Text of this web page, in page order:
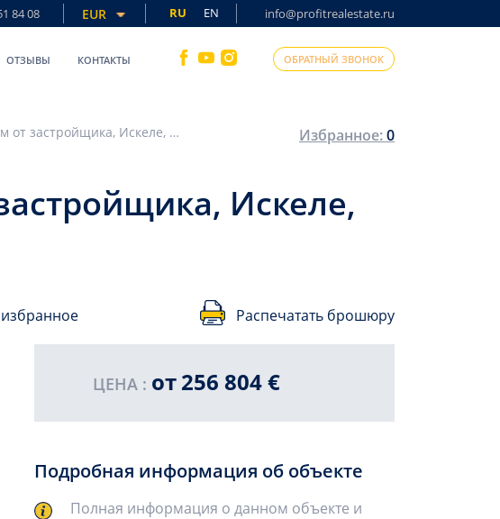
84 08 EUR RU EN info@profitrealestate.ru
ОТЗЫВЫ КОНТАКТЫ ОБРАТНЫЙ ЗВОНОК
Двухэтажные виллы с бассейном от застройщика, Искеле, Северный Кипр, 220 м2 Избранное:0
Искеле,
Распечатать брошюру
ЦЕНА : от256 804 €
Подробная информация об объекте
Полная информация о данном объекте и